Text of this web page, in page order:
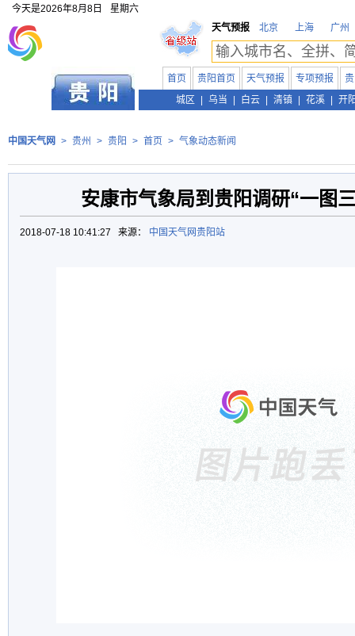
今天是2026年8月8日
星期六
天气预报
北京 上海 广州
首页 贵阳首页 天气预报 专项预报
城区
乌当 白云 清镇 花溪 开
中国天气网 > 贵州 > 贵阳 > 首页 > 气象动态新闻
安康市气象局到贵阳调研“一图
2018-07-18 10:41:27 来源： 中国天气网贵阳站